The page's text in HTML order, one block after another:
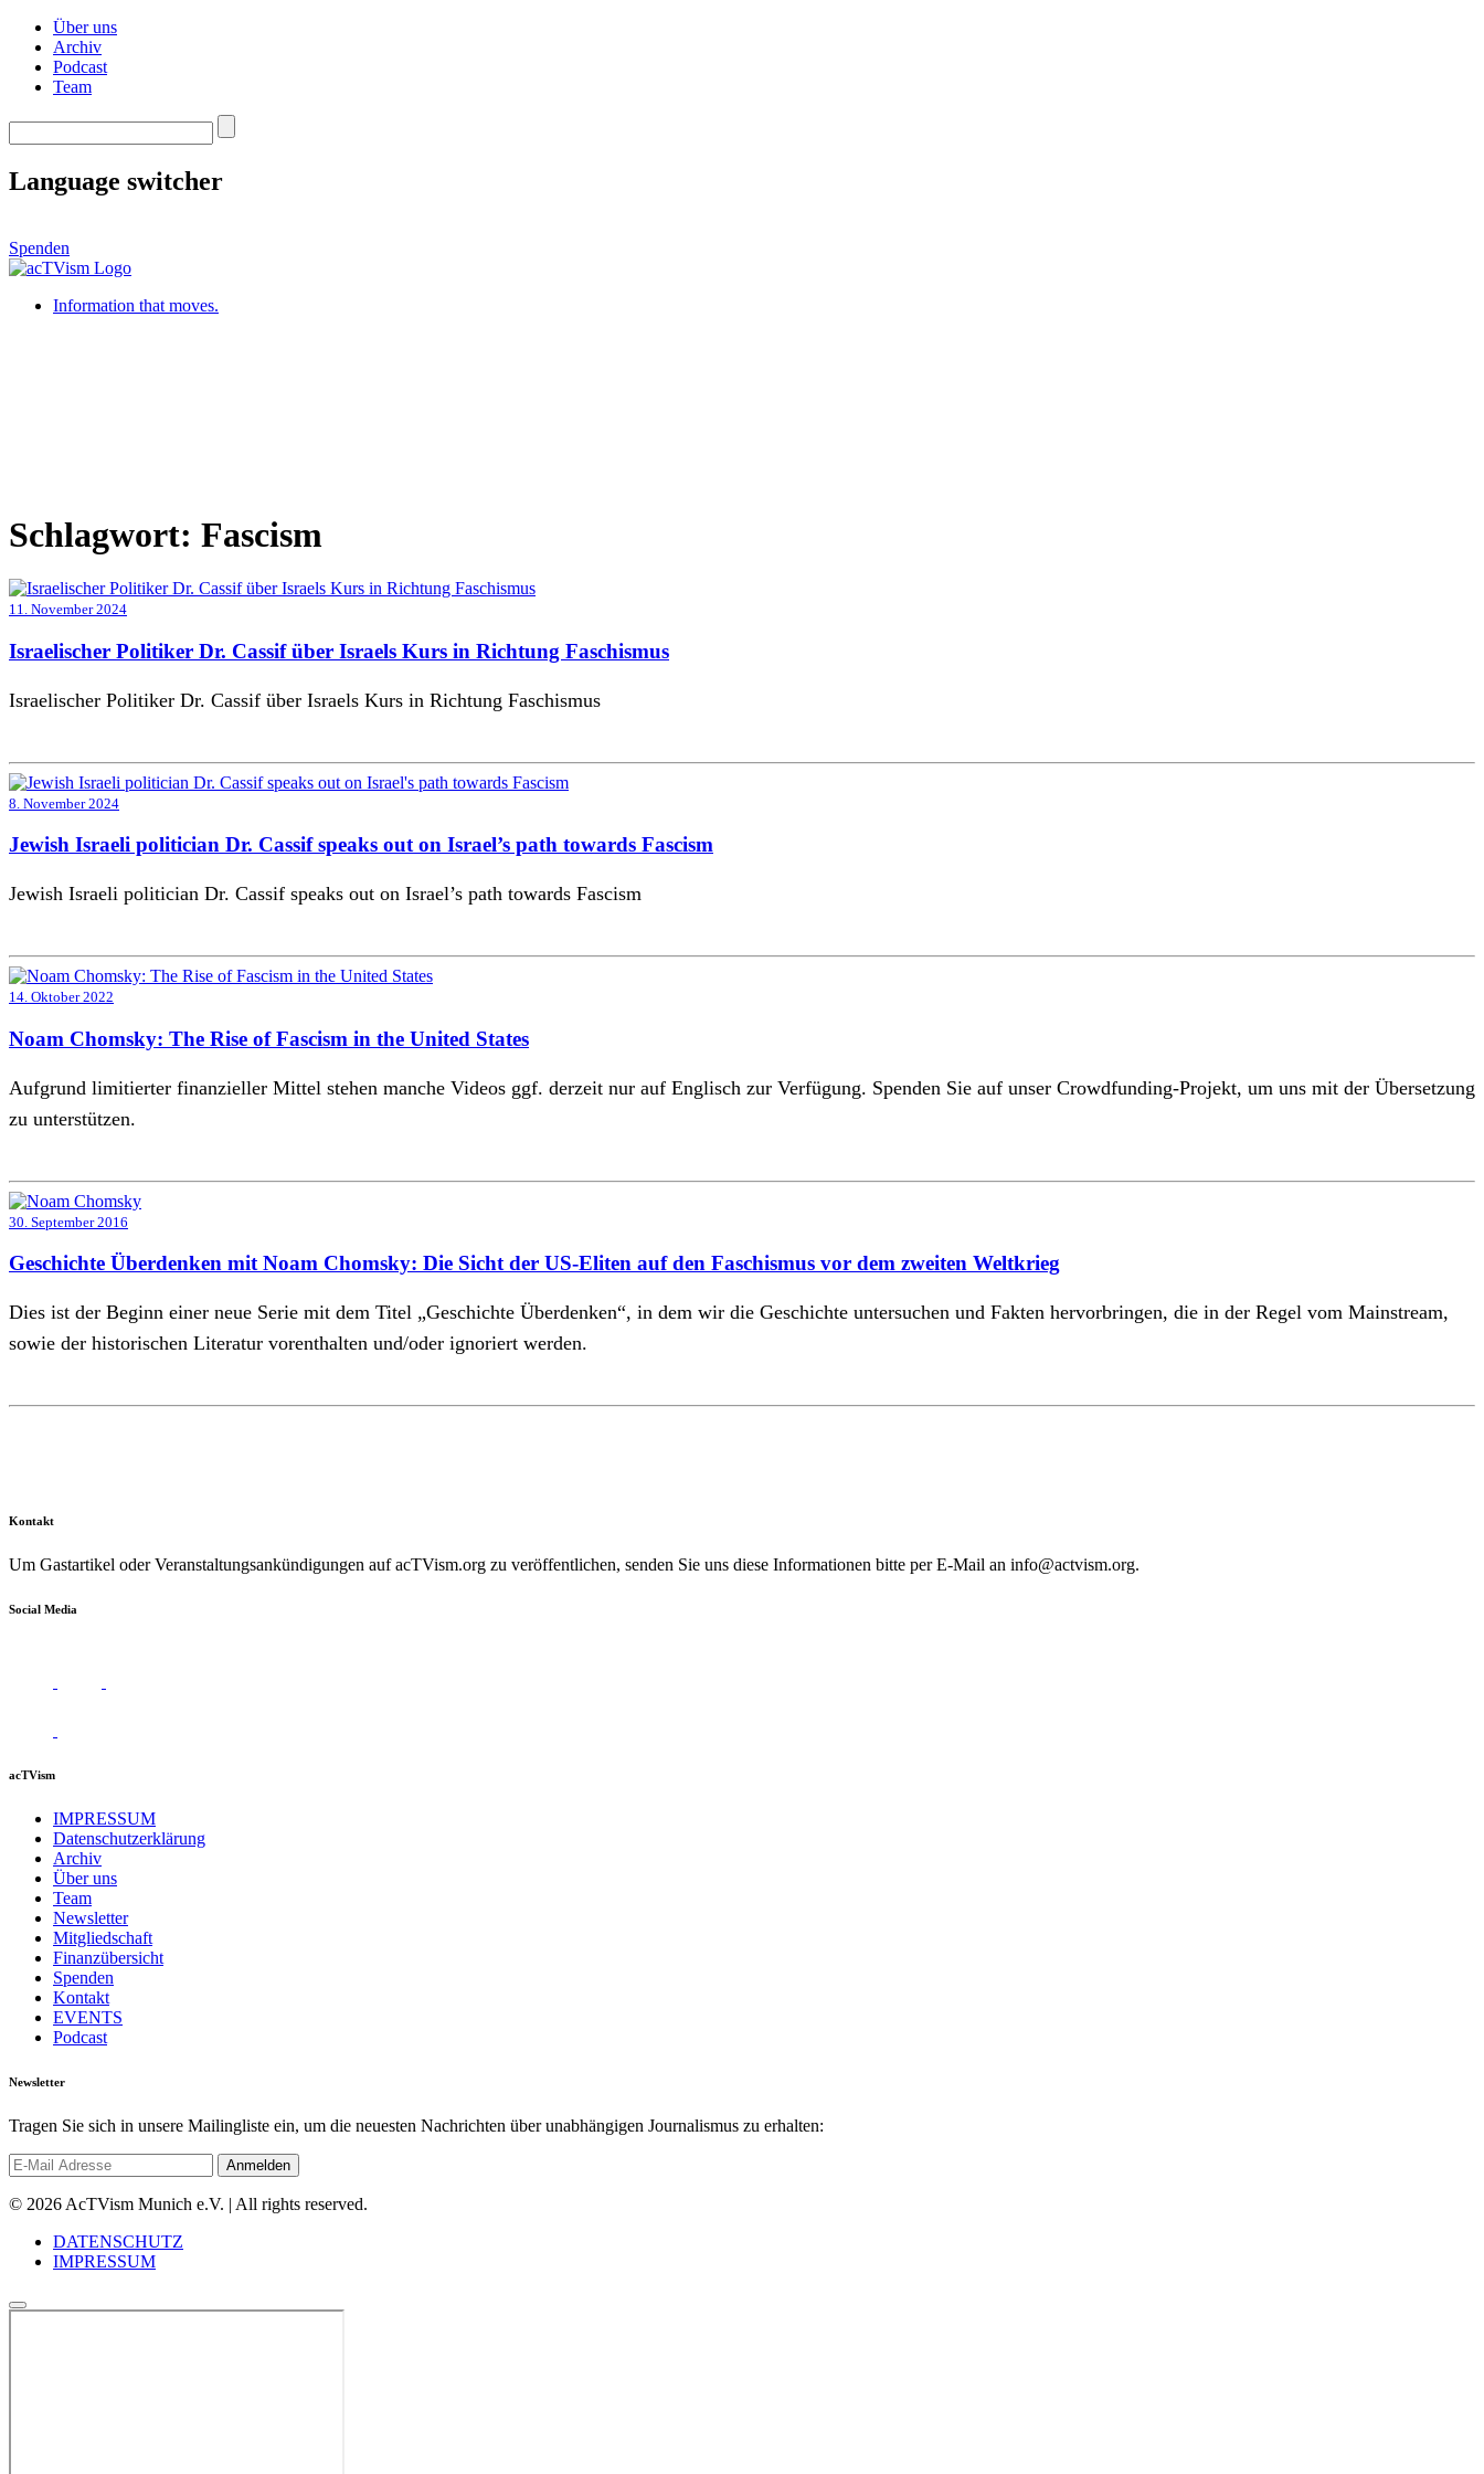
Über uns
Archiv
Podcast
Team
Language switcher
Spenden
Information that moves.
Schlagwort: Fascism
11. November 2024
Israelischer Politiker Dr. Cassif über Israels Kurs in Richtung Faschismus
Israelischer Politiker Dr. Cassif über Israels Kurs in Richtung Faschismus
8. November 2024
Jewish Israeli politician Dr. Cassif speaks out on Israel’s path towards Fascism
Jewish Israeli politician Dr. Cassif speaks out on Israel’s path towards Fascism
14. Oktober 2022
Noam Chomsky: The Rise of Fascism in the United States
Aufgrund limitierter finanzieller Mittel stehen manche Videos ggf. derzeit nur auf Englisch zur Verfügung. Spenden Sie auf unser Crowdfunding-Projekt, um uns mit der Übersetzung
zu unterstützen.
30. September 2016
Geschichte Überdenken mit Noam Chomsky: Die Sicht der US-Eliten auf den Faschismus vor dem zweiten Weltkrieg
Dies ist der Beginn einer neue Serie mit dem Titel „Geschichte Überdenken“, in dem wir die Geschichte untersuchen und Fakten hervorbringen, die in der Regel vom Mainstream,
sowie der historischen Literatur vorenthalten und/oder ignoriert werden.
Kontakt
Um Gastartikel oder Veranstaltungsankündigungen auf acTVism.org zu veröffentlichen, senden Sie uns diese Informationen bitte per E-Mail an info@actvism.org.
Social Media
acTVism
IMPRESSUM
Datenschutzerklärung
Archiv
Über uns
Team
Newsletter
Mitgliedschaft
Finanzübersicht
Spenden
Kontakt
EVENTS
Podcast
Newsletter
Tragen Sie sich in unsere Mailingliste ein, um die neuesten Nachrichten über unabhängigen Journalismus zu erhalten:
© 2026 AcTVism Munich e.V. | All rights reserved.
DATENSCHUTZ
IMPRESSUM